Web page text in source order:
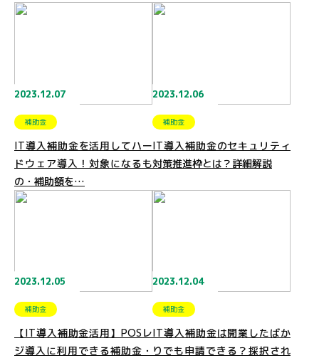
2023.12.07
補助金
IT導入補助金を活用してハー
ドウェア導入！対象になるも
の・補助額を…
2023.12.06
補助金
IT導入補助金のセキュリティ
対策推進枠とは？詳細解説
2023.12.05
補助金
【IT導入補助金活用】POSレ
ジ導入に利用できる補助金・
2023.12.04
補助金
IT導入補助金は開業したばか
りでも申請できる？採択され